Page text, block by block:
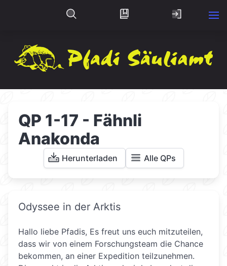
QP 1-17 - Fähnli
Anakonda
Herunterladen Alle QPs
Odyssee in der Arktis
Hallo liebe Pfadis, Es freut uns euch mitzuteilen,
dass wir von einem Forschungsteam die Chance
bekommen, an einer Expedition teilzunehmen.